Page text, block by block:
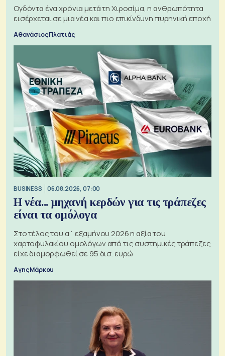
Ογδόντα ένα χρόνια μετά τη Χιροσίμα, η ανθρωπότητα
εισέρχεται σε μια νέα και πιο επικίνδυνη πυρηνική εποχή
Αθανάσιος Πλατιάς
BUSINESS 06.08.2026, 07:00
Η νέα... μηχανή κερδών για τις τράπεζες
είναι τα ομόλογα
Στο τέλος του α΄ εξαμήνου 2026 η αξία του
χαρτοφυλακίου ομολόγων από τις συστημικές τράπεζες
είχε διαμορφωθεί σε 95 δισ. ευρώ
Αγης Μάρκου